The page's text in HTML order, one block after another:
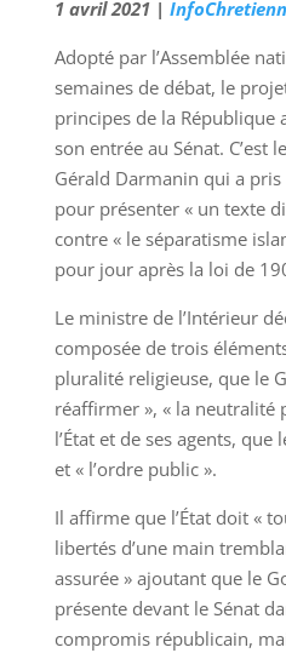
1 avril 2021 |
Adopté par l’Assemblée
semaines de débat, le
principes de la République
son entrée au Sénat. C’est
Gérald Darmanin qui a
pour présenter « un texte
contre « le séparatisme
pour jour après la loi de
Le ministre de l’Intérieur
composée de trois
pluralité religieuse, que le
réaffirmer », « la neutralité
l’État et de ses agents,
et « l’ordre public ».
Il affirme que l’État doit «
libertés d’une main
assurée » ajoutant que le
présente devant le Sénat
compromis républicain,